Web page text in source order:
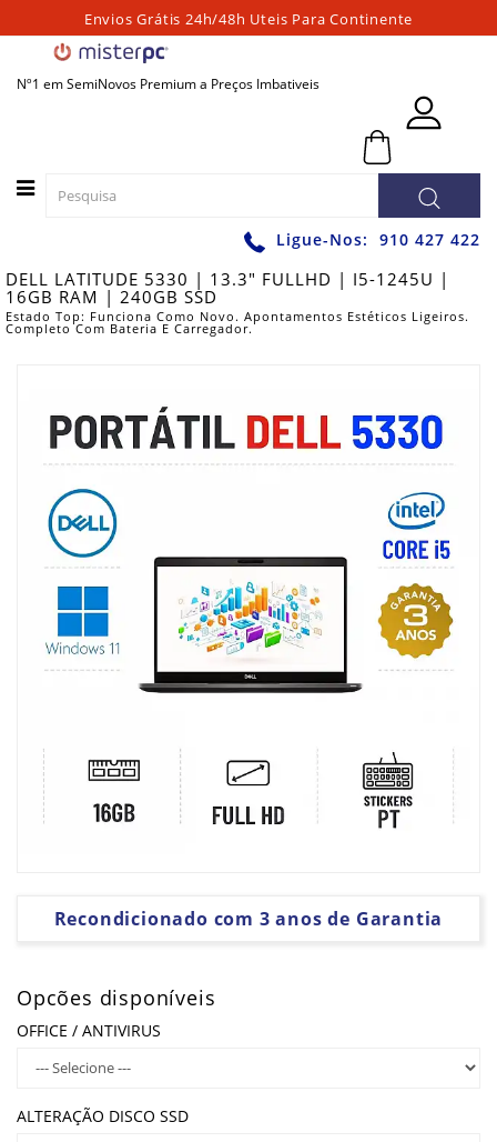
Envios Grátis 24h/48h Uteis Para Continente
Nº1 em SemiNovos Premium a Preços Imbativeis
Categorias
FIXOS
PARA
JOGOS
MONITORES
PLACAS
GRÁFICAS
SOFTWARE
Ligue-Nos: 910 427 422
DELL LATITUDE 5330 | 13.3" FULLHD | I5-1245U |
16GB RAM | 240GB SSD
Estado Top: Funciona Como Novo. Apontamentos Estéticos Ligeiros.
Completo Com Bateria E Carregador.
Recondicionado com 3 anos de Garantia
Opcões disponíveis
OFFICE / ANTIVIRUS
ALTERAÇÃO DISCO SSD